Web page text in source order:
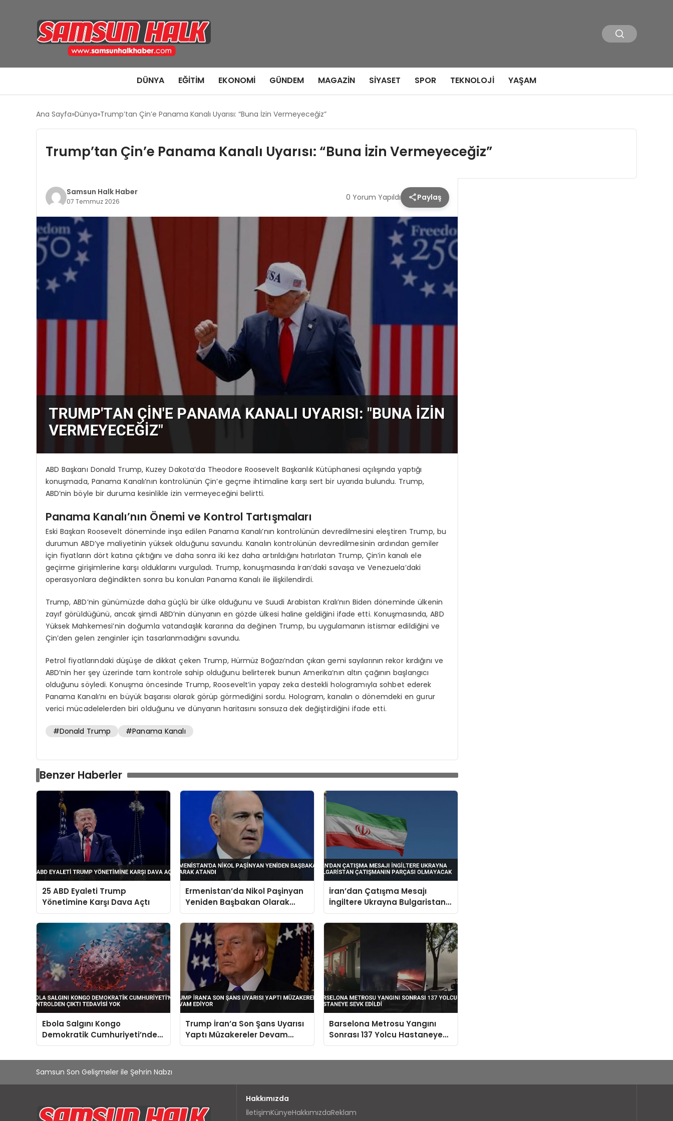
DÜNYA EĞITIM EKONOMI GÜNDEM MAGAZIN SIYASET SPOR TEKNOLOJI YAŞAM
Ana Sayfa Dünya Trump’tan Çin’e Panama Kanalı Uyarısı: “Buna İzin Vermeyeceğiz”
Trump’tan Çin’e Panama Kanalı Uyarısı: “Buna İzin Vermeyeceğiz”
Samsun Halk Haber
07 Temmuz 2026 0 Yorum Yapıldı Paylaş
ABD Başkanı Donald Trump, Kuzey Dakota’da Theodore Roosevelt Başkanlık Kütüphanesi açılışında yaptığı
konuşmada, Panama Kanalı’nın kontrolünün Çin’e geçme ihtimaline karşı sert bir uyarıda bulundu. Trump,
ABD’nin böyle bir duruma kesinlikle izin vermeyeceğini belirtti.
Panama Kanalı’nın Önemi ve Kontrol Tartışmaları
Eski Başkan Roosevelt döneminde inşa edilen Panama Kanalı’nın kontrolünün devredilmesini eleştiren Trump, bu
durumun ABD’ye maliyetinin yüksek olduğunu savundu. Kanalın kontrolünün devredilmesinin ardından gemiler
için fiyatların dört katına çıktığını ve daha sonra iki kez daha artırıldığını hatırlatan Trump, Çin’in kanalı ele
geçirme girişimlerine karşı olduklarını vurguladı. Trump, konuşmasında İran’daki savaşa ve Venezuela’daki
operasyonlara değindikten sonra bu konuları Panama Kanalı ile ilişkilendirdi.
Trump, ABD’nin günümüzde daha güçlü bir ülke olduğunu ve Suudi Arabistan Kralı’nın Biden döneminde ülkenin
zayıf görüldüğünü, ancak şimdi ABD’nin dünyanın en gözde ülkesi haline geldiğini ifade etti. Konuşmasında, ABD
Yüksek Mahkemesi’nin doğumla vatandaşlık kararına da değinen Trump, bu uygulamanın istismar edildiğini ve
Çin’den gelen zenginler için tasarlanmadığını savundu.
Petrol fiyatlarındaki düşüşe de dikkat çeken Trump, Hürmüz Boğazı’ndan çıkan gemi sayılarının rekor kırdığını ve
ABD’nin her şey üzerinde tam kontrole sahip olduğunu belirterek bunun Amerika’nın altın çağının başlangıcı
olduğunu söyledi. Konuşma öncesinde Trump, Roosevelt’in yapay zeka destekli hologramıyla sohbet ederek
Panama Kanalı’nı en büyük başarısı olarak görüp görmediğini sordu. Hologram, kanalın o dönemdeki en gurur
verici mücadelelerden biri olduğunu ve dünyanın haritasını sonsuza dek değiştirdiğini ifade etti.
#Donald Trump #Panama Kanalı
Benzer Haberler
25 ABD Eyaleti Trump
Yönetimine Karşı Dava Açtı
Ermenistan’da Nikol Paşinyan
Yeniden Başbakan Olarak
Atandı
İran’dan Çatışma Mesajı
İngiltere Ukrayna Bulgaristan
Çatışmanın Parçası
Olmayacak
Ebola Salgını Kongo
Demokratik Cumhuriyeti’nde
Kontrolden Çıktı Tedavisi Yok
Trump İran’a Son Şans Uyarısı
Yaptı Müzakereler Devam
Ediyor
Barselona Metrosu Yangını
Sonrası 137 Yolcu Hastaneye
Sevk Edildi
Samsun Son Gelişmeler ile Şehrin Nabzı
Hakkımızda
İletişimKünyeHakkımızdaReklam